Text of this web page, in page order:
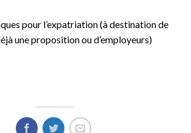
pour l’expatriation (à destination de
une proposition ou d’employeurs)